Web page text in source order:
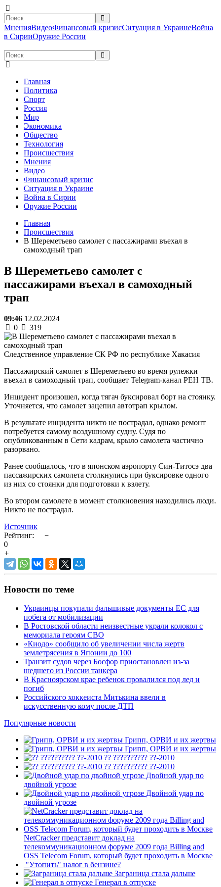
МненияВидеоФинансовый кризисСитуация в УкраинеВойна
в СирииОружие России
Главная
Политика
Спорт
Россия
Мир
Экономика
Общество
Технология
Происшествия
Мнения
Видео
Финансовый кризис
Ситуация в Украине
Война в Сирии
Оружие России
Главная
Происшествия
В Шереметьево самолет с пассажирами въехал в
самоходный трап
В Шереметьево самолет с
пассажирами въехал в самоходный
трап
09:46 12.02.2024
0
319
Следственное управление СК РФ по республике Хакасия
Пассажирский самолет в Шереметьево во время рулежки
въехал в самоходный трап, сообщает Telegram-канал РЕН ТВ.
Инцидент произошел, когда тягач буксировал борт на стоянку.
Уточняется, что самолет зацепил автотрап крылом.
В результате инцидента никто не пострадал, однако ремонт
потребуется самому воздушному судну. Судя по
опубликованным в Сети кадрам, крыло самолета частично
разорвано.
Ранее сообщалось, что в японском аэропорту Син-Титосэ два
пассажирских самолета столкнулись при буксировке одного
из них со стоянки для подготовки к взлету.
Во втором самолете в момент столкновения находились люди.
Никто не пострадал.
Источник
Рейтинг: −
0
+
Новости по теме
Украинцы покупали фальшивые документы ЕС для
побега от мобилизации
В Ростовской области неизвестные украли колокол с
мемориала героям СВО
«Киодо» сообщило об увеличении числа жертв
землетрясения в Японии до 100
Транзит судов через Босфор приостановлен из-за
шедшего из России танкера
В Красноярском крае ребенок провалился под лед и
погиб
Российского хоккеиста Митькина ввели в
искусственную кому после ДТП
Популярные новости
Грипп, ОРВИ и их жертвы
Грипп, ОРВИ и их жертвы
?? ?????????? ??-2010
?? ?????????? ??-2010
Двойной удар по
двойной угрозе
Двойной удар по
двойной угрозе
NetCracker представит доклад на
телекоммуникационном форуме 2009 года Billing and
OSS Telecom Forum, который будет проходить в Москве
"Утопить" налог в бензине?
Заграница стала дальше
Генерал в отпуске